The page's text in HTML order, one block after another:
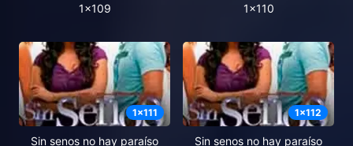
1x109
1x110
1x111
Sin senos no hay paraíso
1x112
Sin senos no hay paraíso